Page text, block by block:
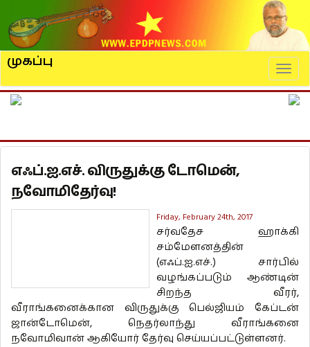
முகப்பு
எஃப்.ஐ.எச். விருதுக்கு டோமென்,
நவோமிதேர்வு!
Friday, February 24th, 2017
சர்வதேச ஹாக்கி
சம்மேளனத்தின்
(எஃப்.ஐ.எச்.) சார்பில்
வழங்கப்படும் ஆண்டின்
சிறந்த வீரர்,
வீராங்கனைக்கான விருதுக்கு பெல்ஜியம் கேப்டன்
ஜான்டோமென், நெதர்லாந்து வீராங்கனை
நவோமிவான் ஆகியோர் தேர்வு செய்யப்பட்டுள்ளனர்.